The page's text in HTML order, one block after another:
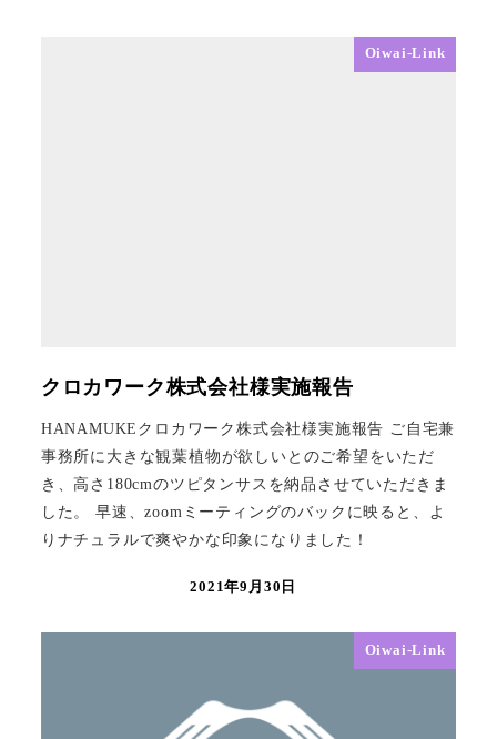
Oiwai-Link
クロカワーク株式会社様実施報告
HANAMUKEクロカワーク株式会社様実施報告 ご自宅兼
事務所に大きな観葉植物が欲しいとのご希望をいただ
き、高さ180cmのツピタンサスを納品させていただきま
した。 早速、zoomミーティングのバックに映ると、よ
りナチュラルで爽やかな印象になりました！
2021年9月30日
Oiwai-Link